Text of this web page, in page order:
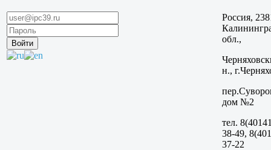
Россия,
обл.,
н.,
дом №2
тел.
38-49,
37-22